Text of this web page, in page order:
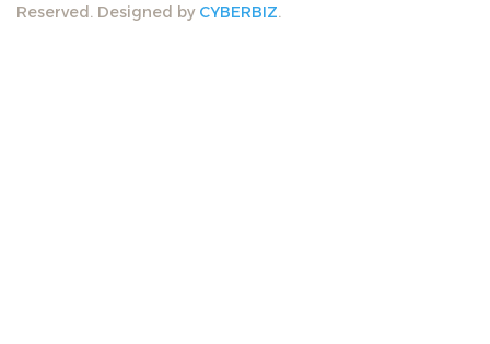
Reserved. Designed by CYBERBIZ.